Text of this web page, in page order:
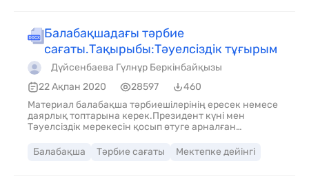
Балабақшадағы тәрбие
сағаты.Тақырыбы:Тәуелсіздік тұғырым
Дүйсенбаева Гүлнұр Беркінбайқызы
22 Ақпан 2020
28597
460
Материал балабақша тәрбиешілерінің ересек немесе
даярлық топтарына керек.Президент күні мен
Тәуелсіздік мерекесін қосып өтуге арналған
Балабақша
Тәрбие сағаты Мектепке дейінгі